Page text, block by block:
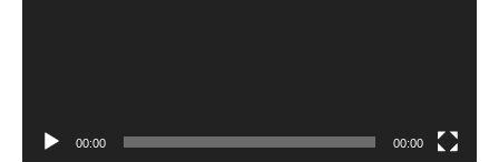
00:00 00:00